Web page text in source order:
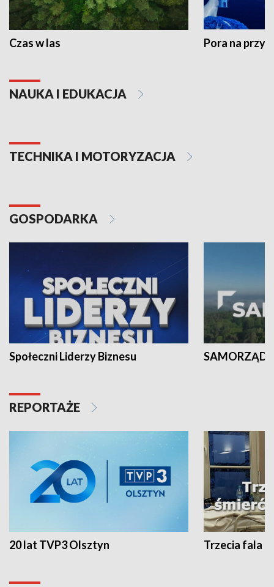
Czas w las Pora na
NAUKA I EDUKACJA
TECHNIKA I MOTORYZACJA
GOSPODARKA
Społeczni Liderzy Biznesu SAMORZĄD
REPORTAŻE
20 lat TVP3 Olsztyn Trzecia fala -